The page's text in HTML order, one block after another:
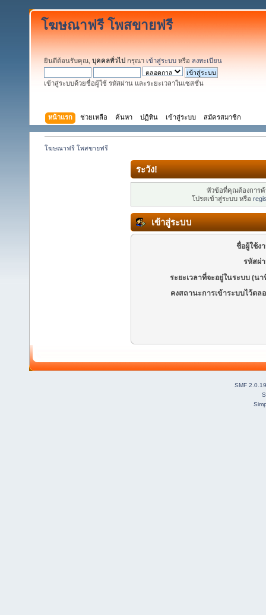
โฆษณาฟรี โพสขายฟรี
ยินดีต้อนรับคุณ, บุคคลทั่วไป กรุณา เข้าสู่ระบบ หรือ ลงทะเบียน
เข้าสู่ระบบด้วยชื่อผู้ใช้ รหัสผ่าน และระยะเวลาในเซสชั่น
หน้าแรก ช่วยเหลือ ค้นหา ปฏิทิน เข้าสู่ระบบ สมัครสมาชิก
โฆษณาฟรี โพสขายฟรี
ระวัง!
หัวข้อที่คุณต้องการ
โปรดเข้าสู่ระบบ หรือ
เข้าสู่ระบบ
ชื่อผู้ใช้ง
รหัสผ่
ระยะเวลาที่จะอยู่ในระบบ (นา
คงสถานะการเข้าระบบไว้ตล
SMF 2.0.19